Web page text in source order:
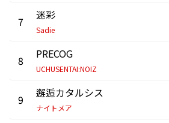
7 迷彩
Sadie
8 PRECOG
UCHUSENTAI:NOIZ
9 邂逅カタルシス
ナイトメア